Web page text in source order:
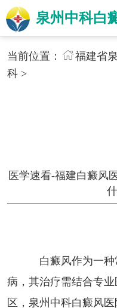
泉州中科白
当前位置： 福建省
科>
医学速看-福建白癜风
白癜风作为一种
病，其治疗需结合专
区，泉州中科白癜风